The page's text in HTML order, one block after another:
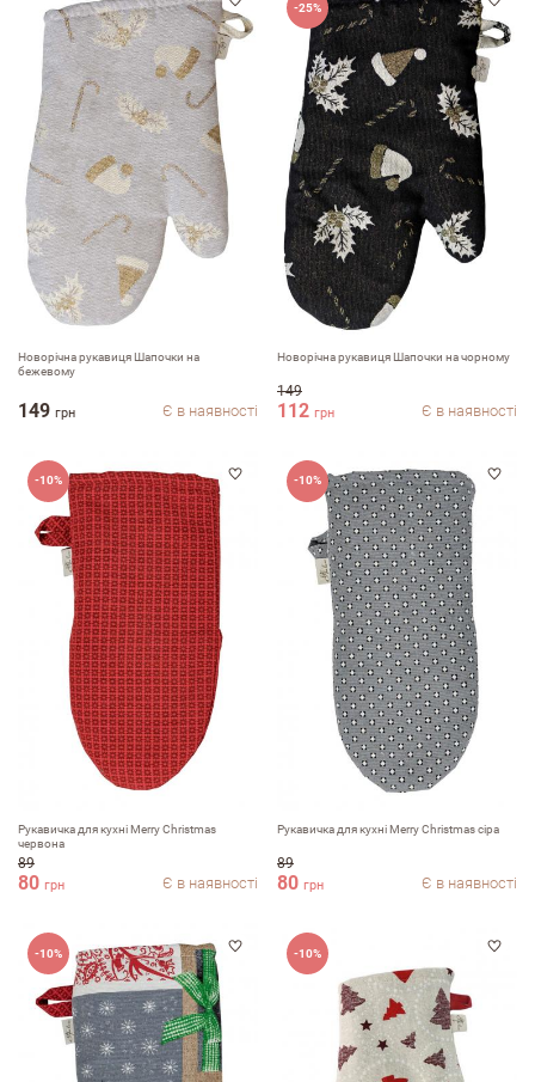
Новорічна рукавиця Шапочки на
бежевому
149 грн Є в наявності
-25%
Новорічна рукавиця Шапочки на чорному
149
112 грн Є в наявності
-10%
Рукавичка для кухні Merry Christmas
червона
89
80 грн Є в наявності
-10%
Рукавичка для кухні Merry Christmas сіра
89
80 грн Є в наявності
-10% -10%
Коментар
Переваги
Недоліки